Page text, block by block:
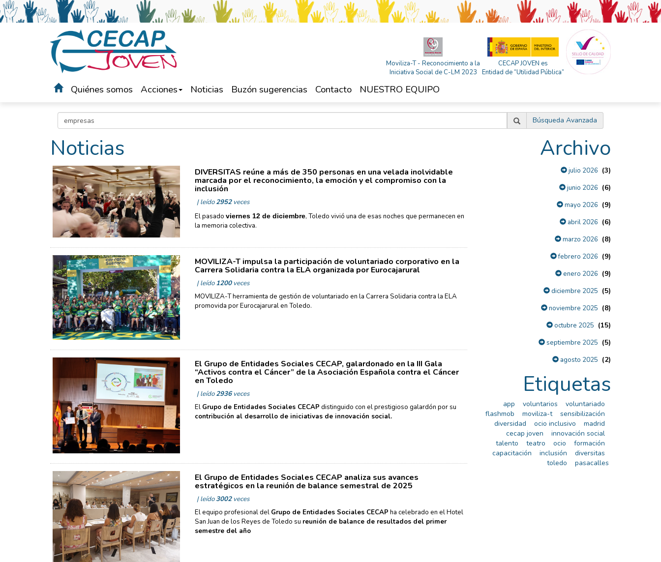
Moviliza-T - Reconocimiento a la
Iniciativa Social de C-LM 2023
CECAP JOVEN es
Entidad de “Utilidad Pública”
Quiénes somos Acciones Noticias Buzón sugerencias Contacto NUESTRO EQUIPO
Búsqueda Avanzada
Noticias
DIVERSITAS reúne a más de 350 personas en una velada inolvidable
marcada por el reconocimiento, la emoción y el compromiso con la
inclusión
| leído2952veces
El pasadoviernes 12 de diciembre, Toledo vivió una de esas noches que permanecen en
la memoria colectiva.
MOVILIZA-T impulsa la participación de voluntariado corporativo en la
Carrera Solidaria contra la ELA organizada por Eurocajarural
| leído1200veces
MOVILIZA-T herramienta de gestión de voluntariado en la Carrera Solidaria contra la ELA
promovida por Eurocajarural en Toledo.
El Grupo de Entidades Sociales CECAP, galardonado en la III Gala
“Activos contra el Cáncer” de la Asociación Española contra el Cáncer
en Toledo
| leído2936veces
El Grupo de Entidades Sociales CECAP distinguido con el prestigioso galardón por su
contribución al desarrollo de iniciativas de innovación social.
El Grupo de Entidades Sociales CECAP analiza sus avances
estratégicos en la reunión de balance semestral de 2025
| leído3002veces
El equipo profesional del Grupo de Entidades Sociales CECAP ha celebrado en el Hotel
San Juan de los Reyes de Toledo su reunión de balance de resultados del primer
semestre del año
Archivo
julio 2026 (3)
junio 2026 (6)
mayo 2026 (9)
abril 2026 (6)
marzo 2026 (8)
febrero 2026 (9)
enero 2026 (9)
diciembre 2025 (5)
noviembre 2025 (8)
octubre 2025 (15)
septiembre 2025 (5)
agosto 2025 (2)
Etiquetas
app voluntarios
voluntariado
flashmob
moviliza-t
sensibilización
diversidad
ocio inclusivo
madrid
cecap joven
innovación social
talento
teatro ocio
formación
capacitación
inclusión
diversitas
toledo
pasacalles